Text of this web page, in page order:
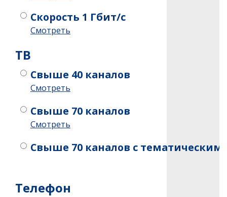
Скорость 1 Гбит/с
Смотреть
ТB
Свыше 40 каналов
Смотреть
Свыше 70 каналов
Смотреть
Свыше 70 каналов c
Телефон